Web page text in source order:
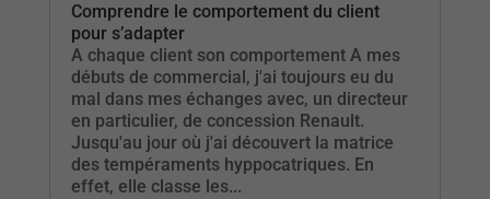
Comprendre le comportement du client
pour s’adapter
A chaque client son comportement A mes
débuts de commercial, j'ai toujours eu du
mal dans mes échanges avec, un directeur
en particulier, de concession Renault.
Jusqu'au jour où j'ai découvert la matrice
des tempéraments hyppocatriques. En
effet, elle classe les...